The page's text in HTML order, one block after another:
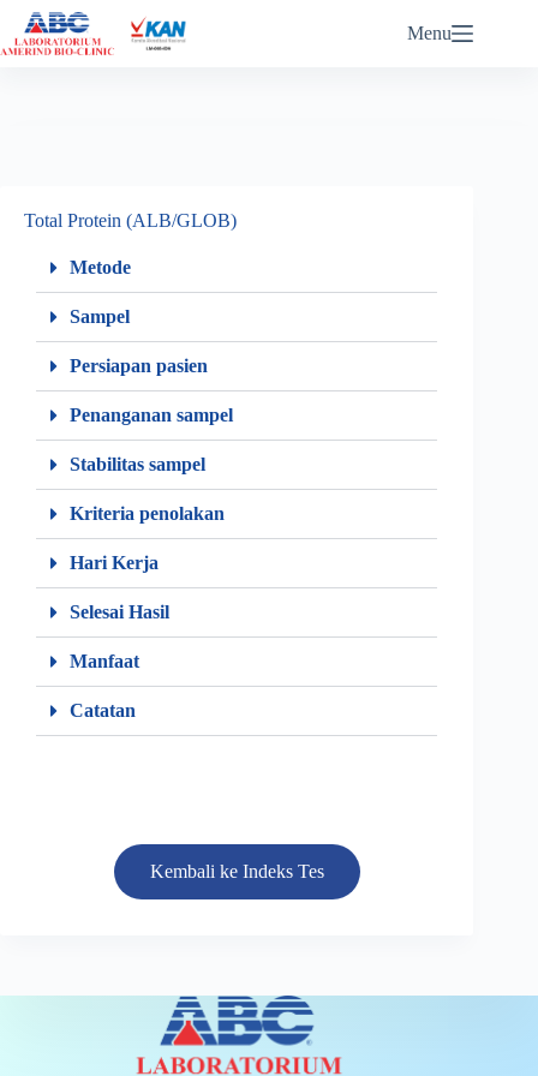
ABC eReports Login
Menu
Total Protein (ALB/GLOB)
Metode
Sampel
Persiapan pasien
Penanganan sampel
Stabilitas sampel
Kriteria penolakan
Hari Kerja
Selesai Hasil
Manfaat
Catatan
Kembali ke Indeks Tes